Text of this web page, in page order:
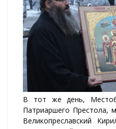
В тот же день,
Патриаршего Престола,
Великопреславский